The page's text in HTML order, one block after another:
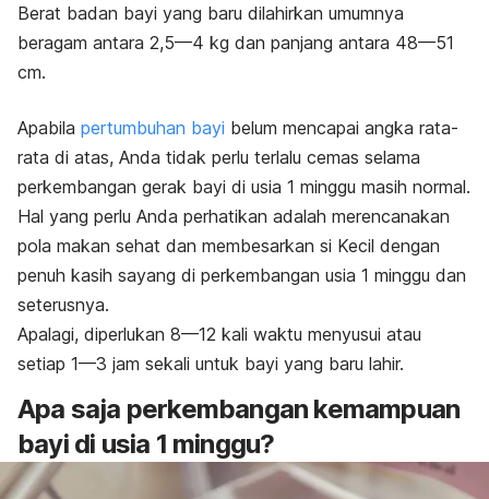
Berat badan bayi yang baru dilahirkan umumnya
beragam antara 2,5—4 kg dan panjang antara 48—51
cm.
Apabila pertumbuhan bayi belum mencapai angka rata-
rata di atas, Anda tidak perlu terlalu cemas selama
perkembangan gerak bayi di usia 1 minggu masih normal.
Hal yang perlu Anda perhatikan adalah merencanakan
pola makan sehat dan membesarkan si Kecil dengan
penuh kasih sayang di perkembangan usia 1 minggu dan
seterusnya.
Apalagi, diperlukan 8—12 kali waktu menyusui atau
setiap 1—3 jam sekali untuk bayi yang baru lahir.
Apa saja perkembangan kemampuan
bayi di usia 1 minggu?